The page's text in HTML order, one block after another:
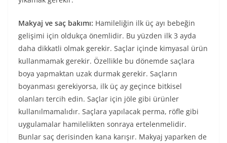
Makyaj ve saç bakımı: Hamileliğin ilk üç ayı bebeğin
gelişimi için oldukça önemlidir. Bu yüzden ilk 3 ayda
daha dikkatli olmak gerekir. Saçlar içinde kimyasal ürün
kullanmamak gerekir. Özellikle bu dönemde saçlara
boya yapmaktan uzak durmak gerekir. Saçların
boyanması gerekiyorsa, ilk üç ay geçince bitkisel
olanları tercih edin. Saçlar için jöle gibi ürünler
kullanılmamalıdır. Saçlara yapılacak perma, röfle gibi
uygulamalar hamilelikten sonraya ertelenmelidir.
Bunlar saç derisinden kana karışır. Makyaj yaparken de